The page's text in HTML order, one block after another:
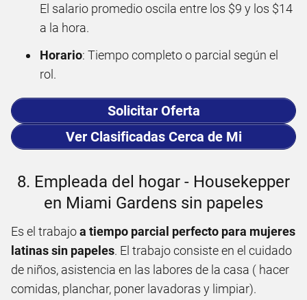
El salario promedio oscila entre los $9 y los $14
a la hora.
Horario: Tiempo completo o parcial según el
rol.
Solicitar Oferta
Ver Clasificadas Cerca de Mi
8. Empleada del hogar - Housekepper
en Miami Gardens sin papeles
Es el trabajoa tiempo parcial perfecto para mujeres
latinas sin papeles. El trabajo consiste en el cuidado
de niños, asistencia en las labores de la casa ( hacer
comidas, planchar, poner lavadoras y limpiar).